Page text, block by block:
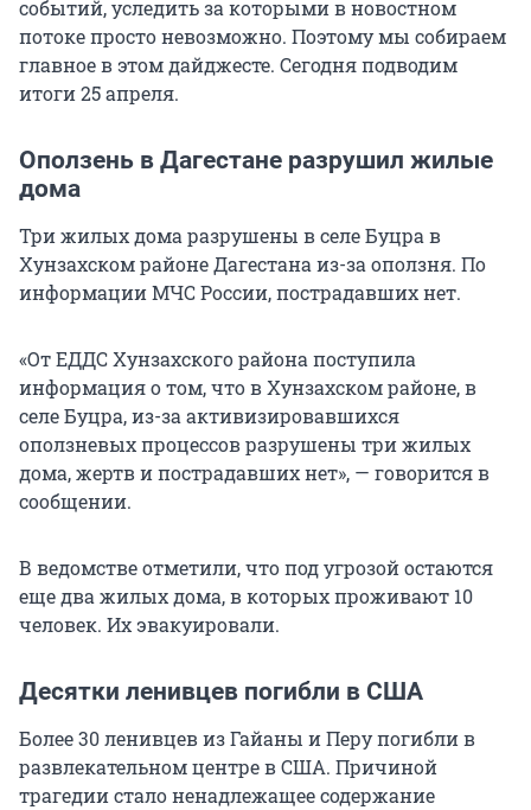
событий, уследить за которыми в новостном
потоке просто невозможно. Поэтому мы собираем
главное в этом дайджесте. Сегодня подводим
итоги 25 апреля.
Оползень в Дагестане разрушил жилые
дома
Три жилых дома разрушены в селе Буцра в
Хунзахском районе Дагестана из-за оползня. По
информации МЧС России, пострадавших нет.
«От ЕДДС Хунзахского района поступила
информация о том, что в Хунзахском районе, в
селе Буцра, из-за активизировавшихся
оползневых процессов разрушены три жилых
дома, жертв и пострадавших нет», — говорится в
сообщении.
В ведомстве отметили, что под угрозой остаются
еще два жилых дома, в которых проживают 10
человек. Их эвакуировали.
Десятки ленивцев погибли в США
Более 30 ленивцев из Гайаны и Перу погибли в
развлекательном центре в США. Причиной
трагедии стало ненадлежащее содержание